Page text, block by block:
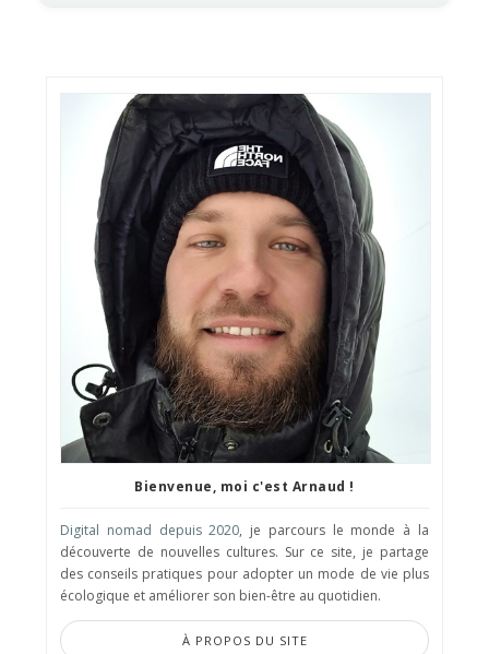
Bienvenue, moi c'est Arnaud !
Digital nomad depuis 2020, je parcours le monde à la
découverte de nouvelles cultures. Sur ce site, je partage
des conseils pratiques pour adopter un mode de vie plus
écologique et améliorer son bien-être au quotidien.
À PROPOS DU SITE